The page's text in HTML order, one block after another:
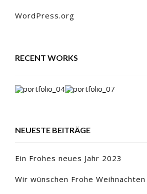
WordPress.org
RECENT WORKS
NEUESTE BEITRÄGE
Ein Frohes neues Jahr 2023
Wir wünschen Frohe Weihnachten